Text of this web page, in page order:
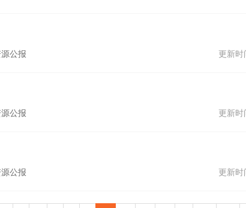
公报 更新时
公报 更新时
公报 更新时